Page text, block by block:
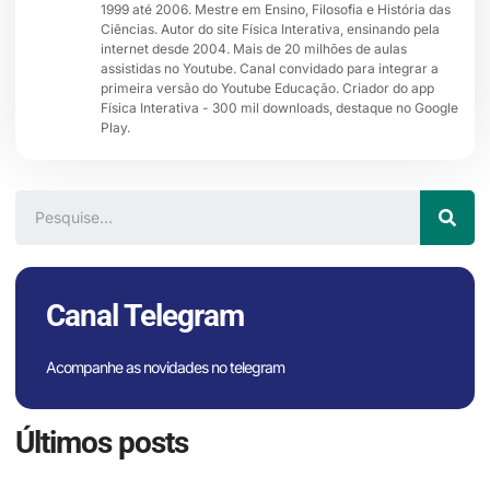
1999 até 2006. Mestre em Ensino, Filosofia e História das
Ciências. Autor do site Física Interativa, ensinando pela
internet desde 2004. Mais de 20 milhões de aulas
assistidas no Youtube. Canal convidado para integrar a
primeira versão do Youtube Educação. Criador do app
Física Interativa - 300 mil downloads, destaque no Google
Play.
Canal Telegram
Acompanhe as novidades no telegram
Últimos posts